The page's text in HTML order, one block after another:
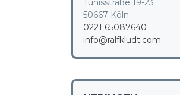
Tunisstraße 19-23
50667 Köln
0221 65087640
info@ralfkludt.com